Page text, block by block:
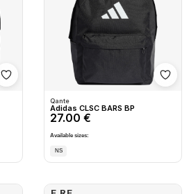
Shto në wishlist
Qante
Adidas CLSC BARS BP
27.00 €
Available sizes:
NS